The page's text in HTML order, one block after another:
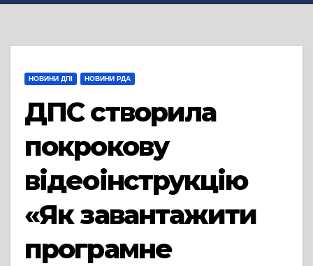
НОВИНИ ДПІ НОВИНИ РДА
ДПС створила
покрокову
відеоінструкцію
«Як завантажити
програмне